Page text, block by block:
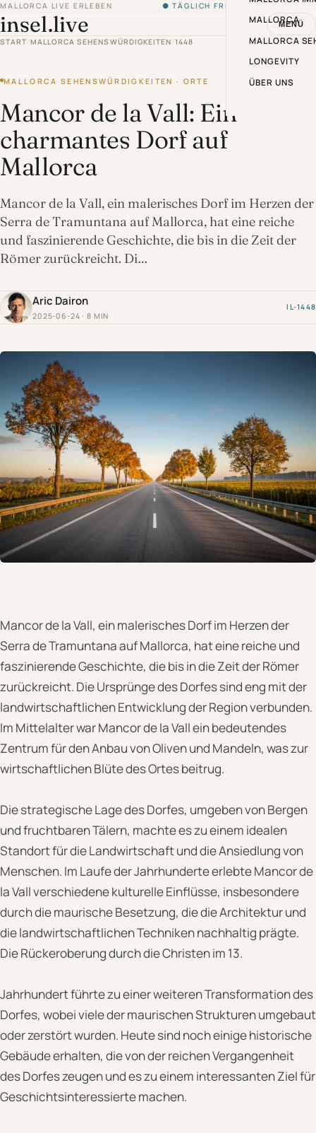
MALLORCA LIVE ERLEBEN ● TÄGLICH FRISCH VON DER INSEL
insel.live MENÜ
MALLORCA
MALLORCA
LONGEVITY
ÜBER UNS
START /MALLORCA SEHENSWÜRDIGKEITEN 1448
MALLORCA SEHENSWÜRDIGKEITEN · ORTE
Mancor de la Vall: Ein
charmantes Dorf auf
Mallorca
Mancor de la Vall, ein malerisches Dorf im Herzen der
Serra de Tramuntana auf Mallorca, hat eine reiche
und faszinierende Geschichte, die bis in die Zeit der
Römer zurückreicht. Di…
Aric Dairon
2025-06-24 · 8 MIN
IL-1448
Mancor de la Vall, ein malerisches Dorf im Herzen der
Serra de Tramuntana auf Mallorca, hat eine reiche und
faszinierende Geschichte, die bis in die Zeit der Römer
zurückreicht. Die Ursprünge des Dorfes sind eng mit der
landwirtschaftlichen Entwicklung der Region verbunden.
Im Mittelalter war Mancor de la Vall ein bedeutendes
Zentrum für den Anbau von Oliven und Mandeln, was zur
wirtschaftlichen Blüte des Ortes beitrug.
Die strategische Lage des Dorfes, umgeben von Bergen
und fruchtbaren Tälern, machte es zu einem idealen
Standort für die Landwirtschaft und die Ansiedlung von
Menschen. Im Laufe der Jahrhunderte erlebte Mancor de
la Vall verschiedene kulturelle Einflüsse, insbesondere
durch die maurische Besetzung, die die Architektur und
die landwirtschaftlichen Techniken nachhaltig prägte.
Die Rückeroberung durch die Christen im 13.
Jahrhundert führte zu einer weiteren Transformation des
Dorfes, wobei viele der maurischen Strukturen umgebaut
oder zerstört wurden. Heute sind noch einige historische
Gebäude erhalten, die von der reichen Vergangenheit
des Dorfes zeugen und es zu einem interessanten Ziel für
Geschichtsinteressierte machen.